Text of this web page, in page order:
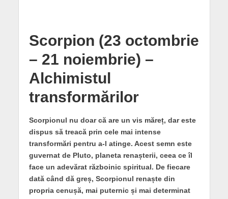
Scorpion (23 octombrie
– 21 noiembrie) –
Alchimistul
transformărilor
Scorpionul nu doar că are un vis măreț, dar este
dispus să treacă prin cele mai intense
transformări pentru a-l atinge. Acest semn este
guvernat de Pluto, planeta renașterii, ceea ce îl
face un adevărat războinic spiritual. De fiecare
dată când dă greș, Scorpionul renaște din
propria cenușă, mai puternic și mai determinat